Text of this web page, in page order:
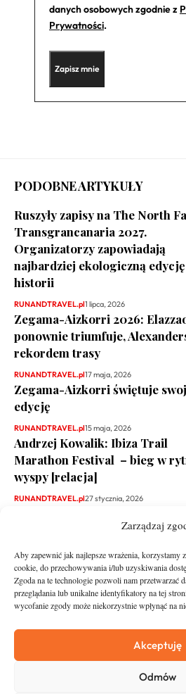
Zarządzaj
Aby zapewnić jak najlepsze wrażenia,
cookie, do przechowywania i/lub uzyskiwania
Zgoda na te technologie pozwoli nam przetwarzać
przeglądania lub unikalne identyfikatory na tej
wycofanie zgody może niekorzystnie wpłynąć na
Akceptuję
Odmów
danych osobowych zgodnie z
Prywatności.
PODOBNE ARTYKUŁY
Ruszyły zapisy na The North
Transgrancanaria 2027.
Organizatorzy zapowiadają
najbardziej ekologiczną
historii
RUNANDTRAVEL.pl1 lipca, 2026
Zegama-Aizkorri 2026:
ponownie triumfuje,
rekordem trasy
RUNANDTRAVEL.pl17 maja, 2026
Zegama-Aizkorri świętuje
edycję
RUNANDTRAVEL.pl15 maja, 2026
Andrzej Kowalik: Ibiza Trail
Marathon Festival – bieg w
wyspy [relacja]
RUNANDTRAVEL.pl27 stycznia, 2026
Asfalt
O nas
Kontakt